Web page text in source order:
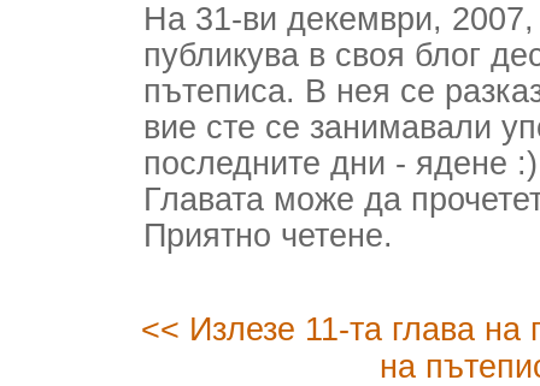
На 31-ви декември,
публикува в своя блог
пътеписа. В нея се
вие сте се занимавали
последните дни - ядене
Главата може да
Приятно четене.
<< Излезе 11-та глава на
на